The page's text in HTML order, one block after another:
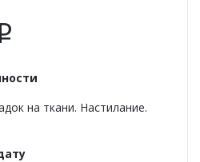
на ткани. Настилание.